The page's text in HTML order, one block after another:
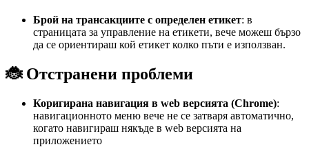
Брой на трансакциите с определен етикет: в
страницата за управление на етикети, вече можеш бързо
да се ориентираш кой етикет колко пъти е използван.
🐞 Отстранени проблеми
Коригирана навигация в web версията (Chrome):
навигационното меню вече не се затваря автоматично,
когато навигираш някъде в web версията на
приложението